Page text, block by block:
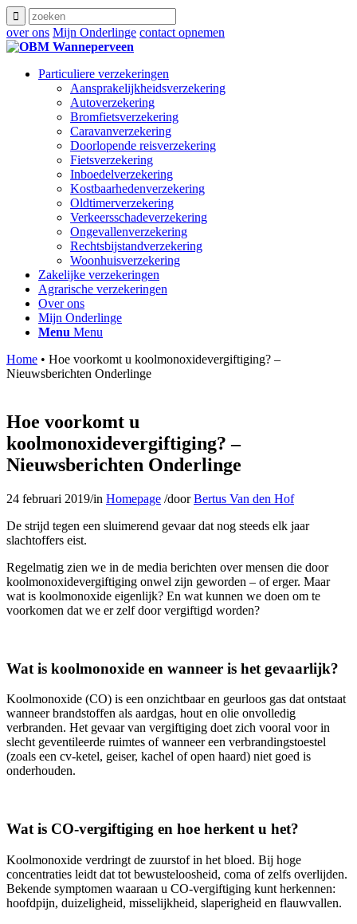
over ons Mijn Onderlinge contact opnemen
Particuliere verzekeringen
Aansprakelijkheidsverzekering
Autoverzekering
Bromfietsverzekering
Caravanverzekering
Doorlopende reisverzekering
Fietsverzekering
Inboedelverzekering
Kostbaarhedenverzekering
Oldtimerverzekering
Verkeersschadeverzekering
Ongevallenverzekering
Rechtsbijstandverzekering
Woonhuisverzekering
Zakelijke verzekeringen
Agrarische verzekeringen
Over ons
Mijn Onderlinge
Menu Menu
Home • Hoe voorkomt u koolmonoxidevergiftiging? –
Nieuwsberichten Onderlinge
Hoe voorkomt u
koolmonoxidevergiftiging? –
Nieuwsberichten Onderlinge
24 februari 2019/in Homepage /doorBertus Van den Hof
De strijd tegen een sluimerend gevaar dat nog steeds elk jaar
slachtoffers eist.
Regelmatig zien we in de media berichten over mensen die door
koolmonoxidevergiftiging onwel zijn geworden – of erger. Maar
wat is koolmonoxide eigenlijk? En wat kunnen we doen om te
voorkomen dat we er zelf door vergiftigd worden?
Wat is koolmonoxide en wanneer is het gevaarlijk?
Koolmonoxide (CO) is een onzichtbaar en geurloos gas dat ontstaat
wanneer brandstoffen als aardgas, hout en olie onvolledig
verbranden. Het gevaar van vergiftiging doet zich vooral voor in
slecht geventileerde ruimtes of wanneer een verbrandingstoestel
(zoals een cv-ketel, geiser, kachel of open haard) niet goed is
onderhouden.
Wat is CO-vergiftiging en hoe herkent u het?
Koolmonoxide verdringt de zuurstof in het bloed. Bij hoge
concentraties leidt dat tot bewusteloosheid, coma of zelfs overlijden.
Bekende symptomen waaraan u CO-vergiftiging kunt herkennen:
hoofdpijn, duizeligheid, misselijkheid, slaperigheid en flauwvallen.